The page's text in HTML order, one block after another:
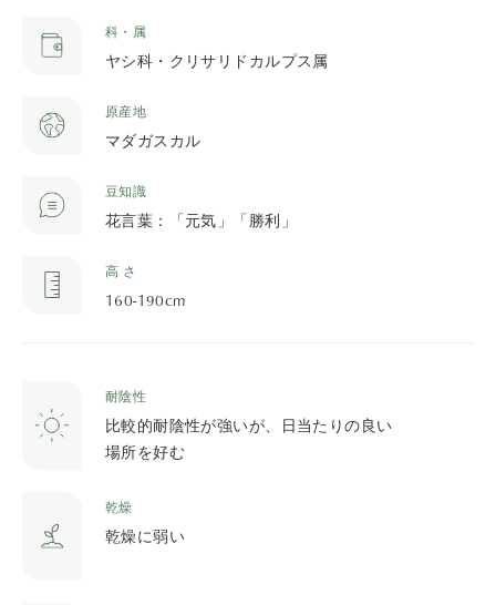
科・属
ヤシ科・クリサリドカルプス属
原産地
マダガスカル
豆知識
花言葉：「元気」「勝利」
高 さ
160-190cm
耐陰性
比較的耐陰性が強いが、日当たりの良い
場所を好む
乾燥
乾燥に弱い